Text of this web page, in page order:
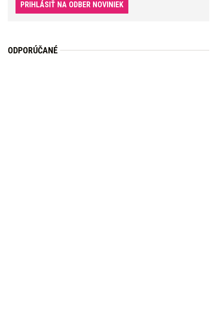
PRIHLÁSIŤ NA ODBER NOVINIEK
ODPORÚČANÉ